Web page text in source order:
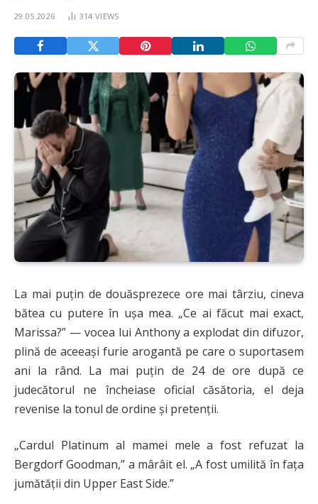
29.05.2026 314 VIEWS
La mai puțin de douăsprezece ore mai târziu, cineva
bătea cu putere în ușa mea. „Ce ai făcut mai exact,
Marissa?” — vocea lui Anthony a explodat din difuzor,
plină de aceeași furie arogantă pe care o suportasem
ani la rând. La mai puțin de 24 de ore după ce
judecătorul ne încheiase oficial căsătoria, el deja
revenise la tonul de ordine și pretenții.
„Cardul Platinum al mamei mele a fost refuzat la
Bergdorf Goodman,” a mârâit el. „A fost umilită în fața
jumătății din Upper East Side.”